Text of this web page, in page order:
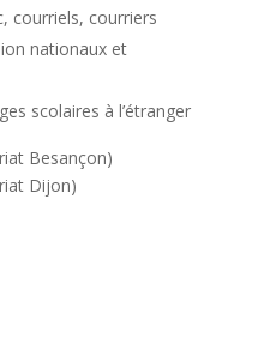
courriels, courriers
nationaux et
scolaires à l’étranger
Besançon)
Dijon)